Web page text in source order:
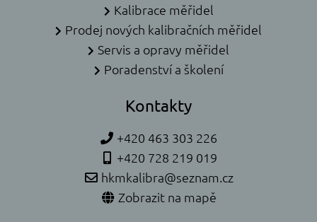
Kalibrace měřidel
Prodej nových kalibračních měřidel
Servis a opravy měřidel
Poradenství a školení
Kontakty
+420 463 303 226
+420 728 219 019
hkmkalibra@seznam.cz
Zobrazit na mapě